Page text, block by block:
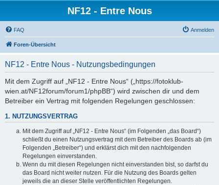
NF12 - Entre Nous
FAQ Anmelden
Foren-Übersicht
NF12 - Entre Nous - Nutzungsbedingungen
Mit dem Zugriff auf „NF12 - Entre Nous“ („https://fotoklub-
wien.at/NF12forum/forum1/phpBB“) wird zwischen dir und dem
Betreiber ein Vertrag mit folgenden Regelungen geschlossen:
1. NUTZUNGSVERTRAG
Mit dem Zugriff auf „NF12 - Entre Nous“ (im Folgenden „das Board“)
schließt du einen Nutzungsvertrag mit dem Betreiber des Boards ab (im
Folgenden „Betreiber“) und erklärst dich mit den nachfolgenden
Regelungen einverstanden.
Wenn du mit diesen Regelungen nicht einverstanden bist, so darfst du
das Board nicht weiter nutzen. Für die Nutzung des Boards gelten
jeweils die an dieser Stelle veröffentlichten Regelungen.